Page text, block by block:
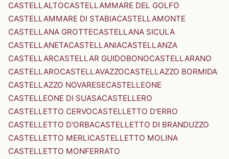
CASTELLALTOCASTELLAMMARE DEL GOLFO
CASTELLAMMARE DI STABIACASTELLAMONTE
CASTELLANA GROTTECASTELLANA SICULA
CASTELLANETACASTELLANIACASTELLANZA
CASTELLARCASTELLAR GUIDOBONOCASTELLARANO
CASTELLAROCASTELLAVAZZOCASTELLAZZO BORMIDA
CASTELLAZZO NOVARESECASTELLEONE
CASTELLEONE DI SUASACASTELLERO
CASTELLETTO CERVOCASTELLETTO D'ERRO
CASTELLETTO D'ORBACASTELLETTO DI BRANDUZZO
CASTELLETTO MERLICASTELLETTO MOLINA
CASTELLETTO MONFERRATO